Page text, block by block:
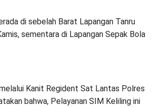
di sebelah Barat Lapangan Tanru
sementara di Lapangan Sepak Bola
Kanit Regident Sat Lantas Polres
bahwa, Pelayanan SIM Keliling ini